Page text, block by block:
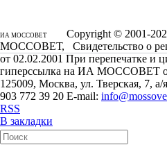
ИА МОССОВЕТ
Copyright © 2001-
МОССОВЕТ, Свидетельство о
от 02.02.2001 При перепечатке и
гиперссылка на ИА МОССОВЕТ
125009, Москва, ул. Тверская, 7,
903 772 39 20 E-mail:
RSS
В закладки